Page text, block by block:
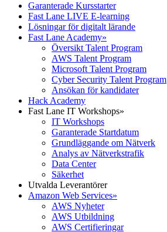
Garanterade Kursstarter
Fast Lane LIVE E-learning
Lösningar för digitalt lärande
Fast Lane Academy»
Översikt Talent Program
AWS Talent Program
Microsoft Talent Program
Cyber Security Talent Program
Ansökan för kandidater
Hack Academy
Fast Lane IT Workshops»
IT Workshops
Garanterade Startdatum
Grundläggande om Nätverk
Analys av Nätverkstrafik
Data Center
Säkerhet
Utvalda Leverantörer
Amazon Web Services»
AWS Nyheter
AWS Utbildning
AWS Certifieringar